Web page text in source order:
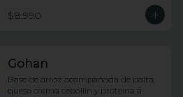
$8.990
Gohan
Base de arroz acompañada de palta,
queso crema cebollin y proteina a